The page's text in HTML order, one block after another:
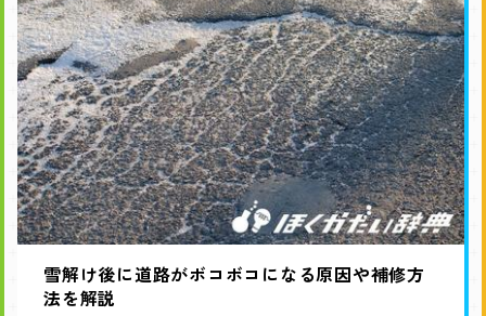
雪解け後に道路がボコボコになる原因や補修方
法を解説